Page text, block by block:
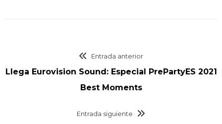
Entrada anterior
Llega Eurovision Sound: Especial PrePartyES 2021
Best Moments
Entrada siguiente